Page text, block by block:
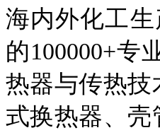
海内外化工
的100000+专
热器与传热
式换热器、